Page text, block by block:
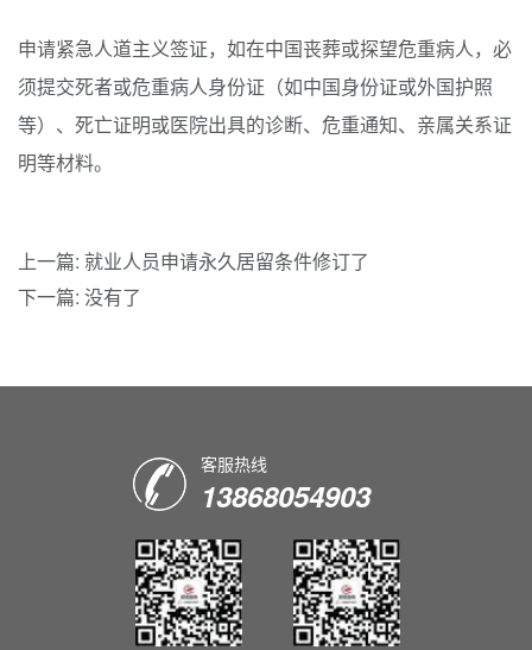
申请紧急人道主义签证，如在中国丧葬或探望危重病人，必
须提交死者或危重病人身份证（如中国身份证或外国护照
等）、死亡证明或医院出具的诊断、危重通知、亲属关系证
明等材料。
上一篇: 就业人员申请永久居留条件修订了
下一篇: 没有了
客服热线
13868054903